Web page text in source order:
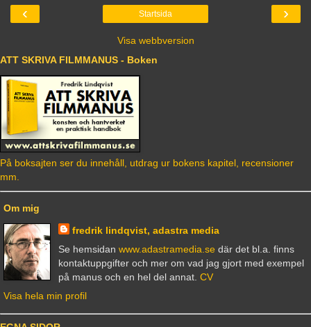
‹ ›
Startsida
Visa webbversion
ATT SKRIVA FILMMANUS - Boken
På boksajten ser du innehåll, utdrag ur bokens kapitel, recensioner
mm.
Om mig
fredrik lindqvist, adastra media
Se hemsidan www.adastramedia.sedär det bl.a. finns
kontaktuppgifter och mer om vad jag gjort med exempel
på manus och en hel del annat. CV
Visa hela min profil